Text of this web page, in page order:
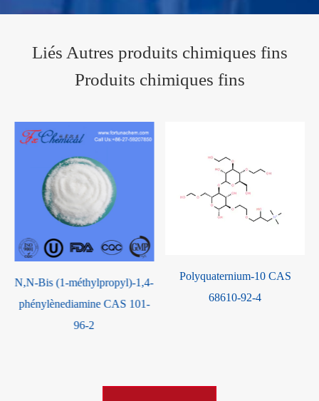
Liés Autres produits chimiques fins
Produits chimiques fins
1,4-
CAS 101-
Polyquaternium-10 CAS
68610-92-4
(S)-( )-1-